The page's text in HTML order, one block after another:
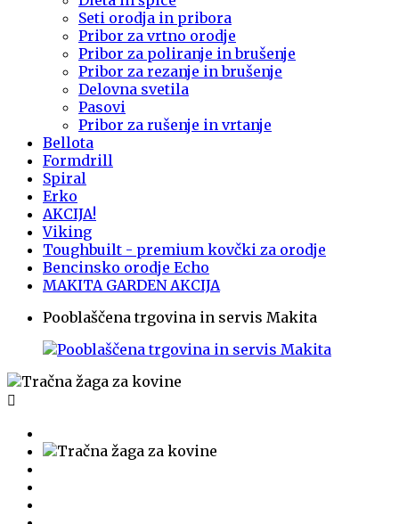
Seti orodja in pribora
Pribor za vrtno orodje
Pribor za poliranje in brušenje
Pribor za rezanje in brušenje
Delovna svetila
Pasovi
Pribor za rušenje in vrtanje
Bellota
Formdrill
Spiral
Erko
AKCIJA!
Viking
Toughbuilt - premium kovčki za orodje
Bencinsko orodje Echo
MAKITA GARDEN AKCIJA
Pooblaščena trgovina in servis Makita
